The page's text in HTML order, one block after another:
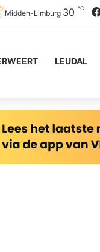
Midden-Limburg 30 ℃
LEUDAL